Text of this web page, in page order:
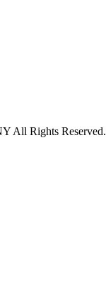
All Rights Reserved.